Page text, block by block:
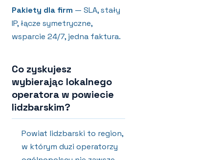
Pakiety dla firm — SLA, stały
IP, łącze symetryczne,
wsparcie 24/7, jedna faktura.
Co zyskujesz
wybierając lokalnego
operatora w powiecie
lidzbarskim?
Powiat lidzbarski to region,
w którym duzi operatorzy